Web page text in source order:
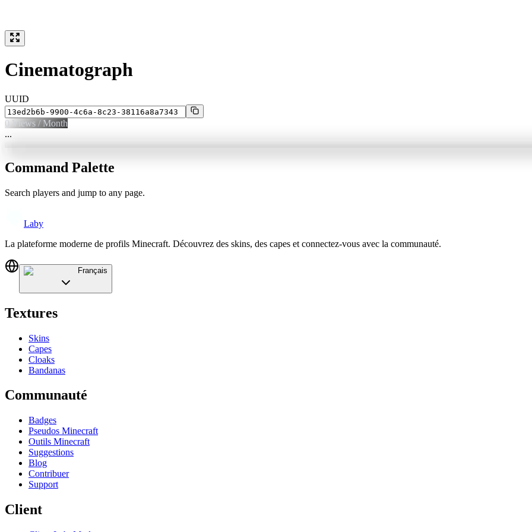
Cinematograph
UUID
0 Views / Month
...
Command Palette
Search players and jump to any page.
Laby
La plateforme moderne de profils Minecraft. Découvrez des skins, des capes et connectez-vous avec la communauté.
Français
Textures
Skins
Capes
Cloaks
Bandanas
Communauté
Badges
Pseudos Minecraft
Outils Minecraft
Suggestions
Blog
Contribuer
Support
Client